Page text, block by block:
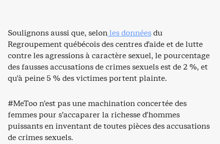
Soulignons aussi que, selonles donnéesdu
Regroupement québécois des centres d’aide et de lutte
contre les agressions à caractère sexuel, le pourcentage
des fausses accusations de crimes sexuels est de 2 %, et
qu’à peine 5 % des victimes portent plainte.
#MeToo n’est pas une machination concertée des
femmes pour s’accaparer la richesse d’hommes
puissants en inventant de toutes pièces des accusations
de crimes sexuels.